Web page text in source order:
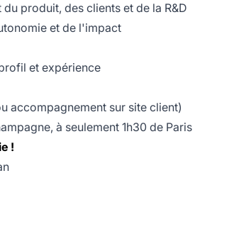
produit, des clients et de la R&D
et de l'impact
et expérience
accompagnement sur site client)
à seulement 1h30 de Paris
!